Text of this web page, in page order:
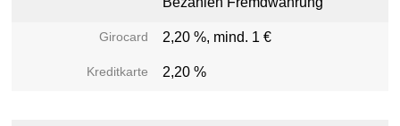
2,20 %, mind. 1 €
2,20 %